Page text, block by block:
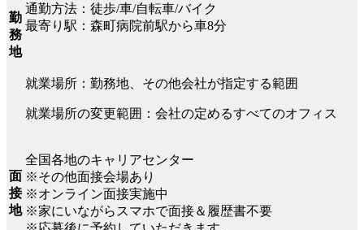
勤
務
地
通勤方法：徒歩/車/自転車/バイク
最寄り駅：森町病院前駅から車8分
就業場所：勤務地、その他会社が指定する範囲
就業場所の変更範囲：会社の定めるすべてのオフィス
面
接
地
全国各地のキャリアセンター
※その他面接会場あり
※オンライン面接実施中
※家にいながらスマホで面接＆履歴書不要